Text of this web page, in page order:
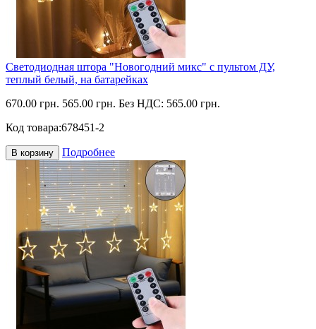
Светодиодная штора "Новогодний микс" с пультом ДУ,
теплый белый, на батарейках
670.00 грн. 565.00 грн. Без НДС: 565.00 грн.
Код товара:678451-2
В корзину Подробнее